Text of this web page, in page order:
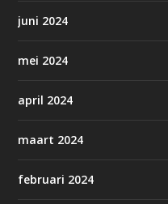
juni 2024
mei 2024
april 2024
maart 2024
februari 2024